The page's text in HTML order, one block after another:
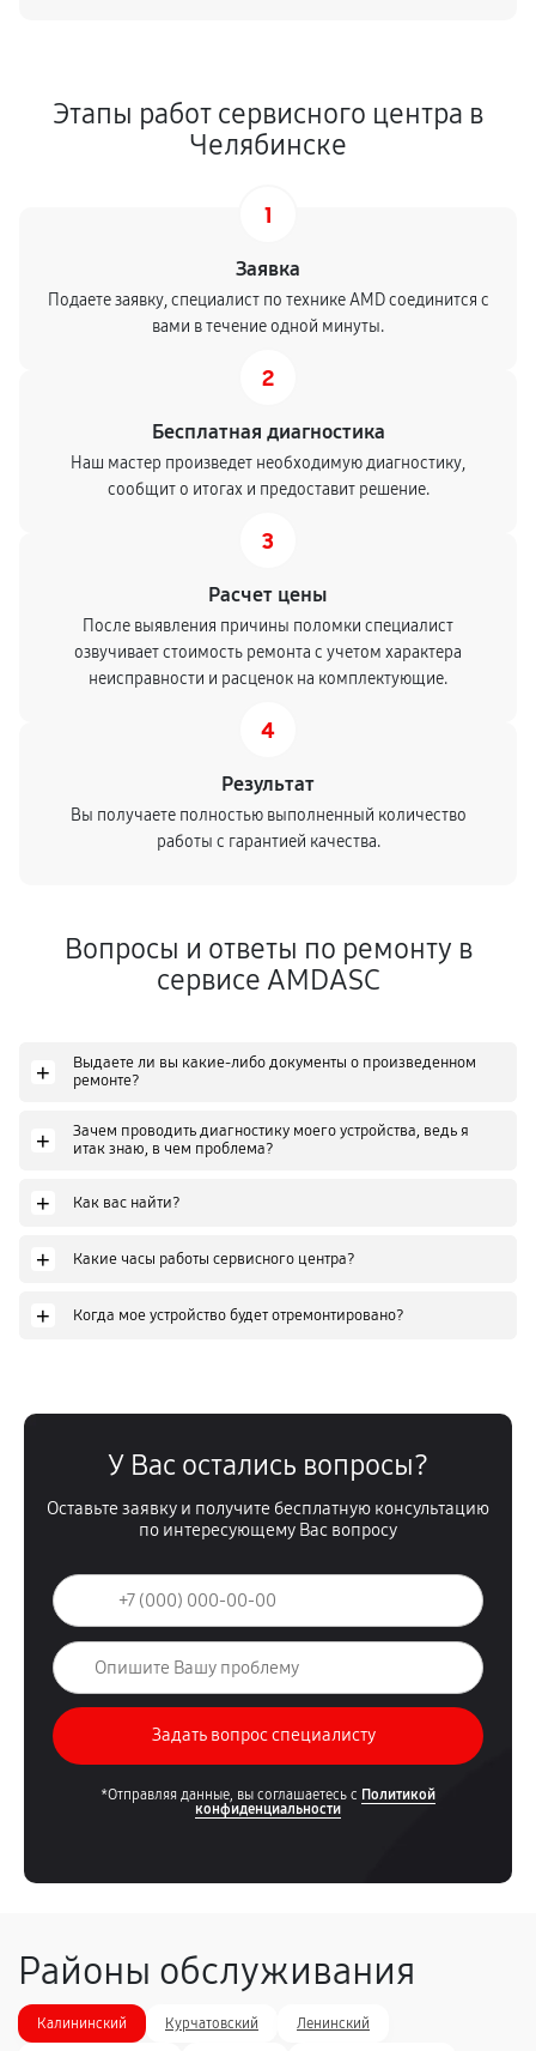
Этапы работ сервисного центра в
Челябинске
1
Заявка
Подаете заявку, специалист по технике AMD соединится с
вами в течение одной минуты.
2
Бесплатная диагностика
Наш мастер произведет необходимую диагностику,
сообщит о итогах и предоставит решение.
3
Расчет цены
После выявления причины поломки специалист
озвучивает стоимость ремонта с учетом характера
неисправности и расценок на комплектующие.
4
Результат
Вы получаете полностью выполненный количество
работы с гарантией качества.
Вопросы и ответы по ремонту в
сервисе AMDASC
+
Выдаете ли вы какие-либо документы о произведенном
ремонте?
+
Зачем проводить диагностику моего устройства, ведь я
итак знаю, в чем проблема?
+ Как вас найти?
+ Какие часы работы сервисного центра?
+ Когда мое устройство будет отремонтировано?
У Вас остались вопросы?
Оставьте заявку и получите бесплатную консультацию
по интересующему Вас вопросу
*Отправляя данные, вы соглашаетесь с Политикой
конфиденциальности
Районы обслуживания
Калининский Курчатовский Ленинский